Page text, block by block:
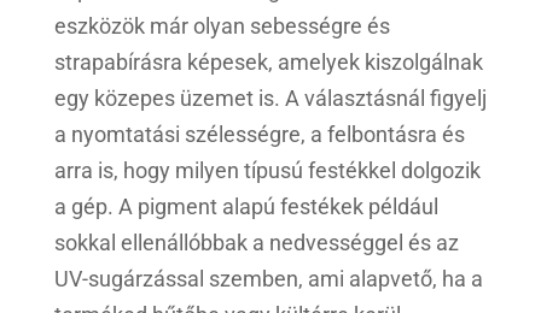
eszközök már olyan sebességre és
strapabírásra képesek, amelyek kiszolgálnak
egy közepes üzemet is. A választásnál figyelj
a nyomtatási szélességre, a felbontásra és
arra is, hogy milyen típusú festékkel dolgozik
a gép. A pigment alapú festékek például
sokkal ellenállóbbak a nedvességgel és az
UV-sugárzással szemben, ami alapvető, ha a